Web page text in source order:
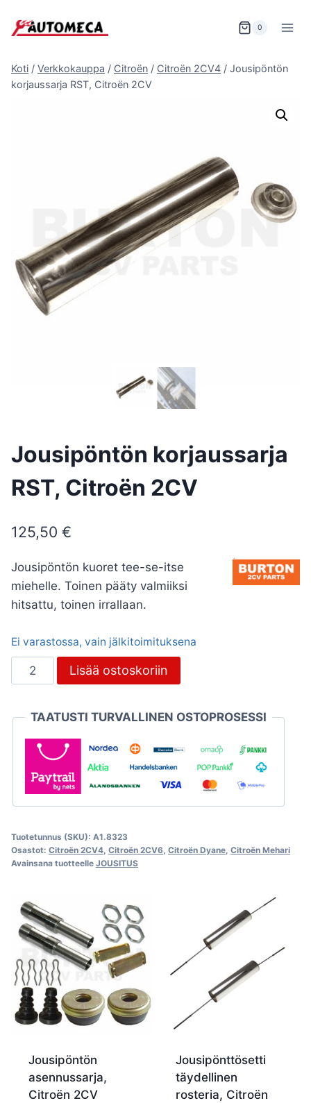
sisältöön
0
Koti / Verkkokauppa / Citroën / Citroën 2CV4 / Jousipöntön
korjaussarja RST, Citroën 2CV
Jousipöntön korjaussarja
RST, Citroën 2CV
125,50 €
Jousipöntön kuoret tee-se-itse
miehelle. Toinen pääty valmiiksi
hitsattu, toinen irrallaan.
Ei varastossa, vain jälkitoimituksena
Jousipöntön
korjaussarja
Citroën
2CV
määrä
Lisää ostoskoriin
TAATUSTI TURVALLINEN OSTOPROSESSI
Tuotetunnus (SKU): A1.8323
Osastot: Citroën 2CV4 Citroën 2CV6 Citroën Dyane Citroën Mehari
Avainsana tuotteelle JOUSITUS
Jousipöntön
asennussarja,
Citroën 2CV
Jousipönttösetti
täydellinen
rosteria, Citroën